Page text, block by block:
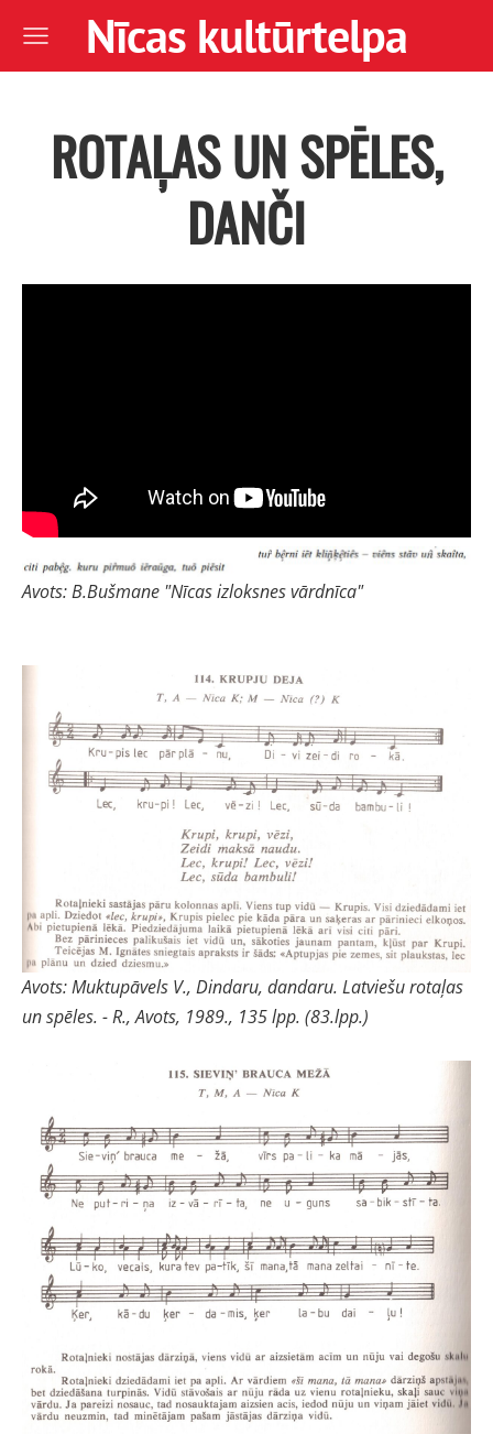
Nīcas kultūrtelpa
ROTAĻAS UN SPĒLES,
DANČI
Avots: B.Bušmane "Nīcas izloksnes vārdnīca"
Avots: Muktupāvels V., Dindaru, dandaru. Latviešu rotaļas
un spēles. - R., Avots, 1989., 135 lpp. (83.lpp.)